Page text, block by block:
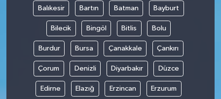
Balıkesir Bartın Batman Bayburt
Bilecik Bingöl Bitlis Bolu
Burdur Bursa Çanakkale Çankırı
Çorum Denizli Diyarbakır Düzce
Edirne Elazığ Erzincan Erzurum